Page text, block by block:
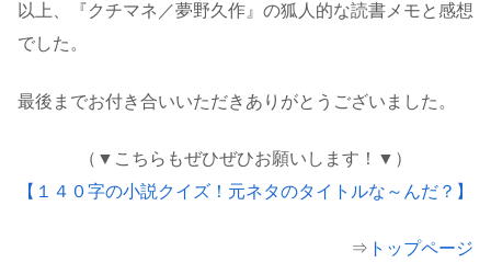
以上、『クチマネ／夢野久作』の狐人的な読書メモと感想
でした。
最後までお付き合いいただきありがとうございました。
（▼こちらもぜひぜひお願いします！▼）
【１４０字の小説クイズ！元ネタのタイトルな～んだ？】
⇒ トップページ